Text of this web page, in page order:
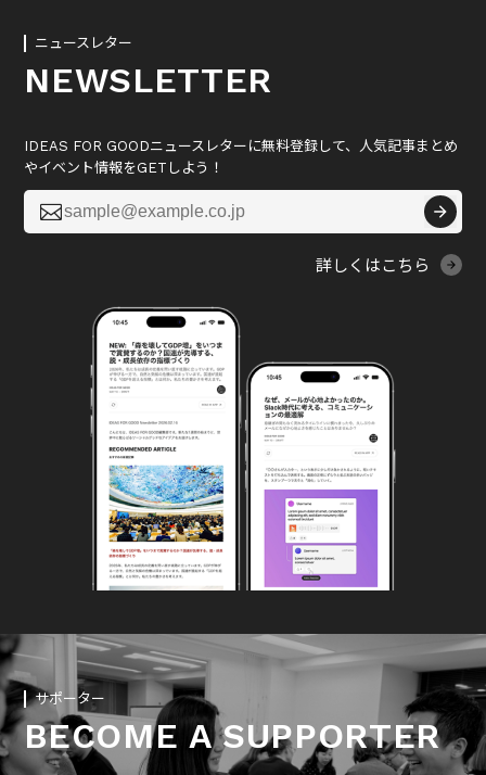
ニュースレター
NEWSLETTER
IDEAS FOR GOODニュースレターに無料登録して、人気記事まとめ
やイベント情報をGETしよう！

詳しくはこちら
サポーター
BECOME A SUPPORTER